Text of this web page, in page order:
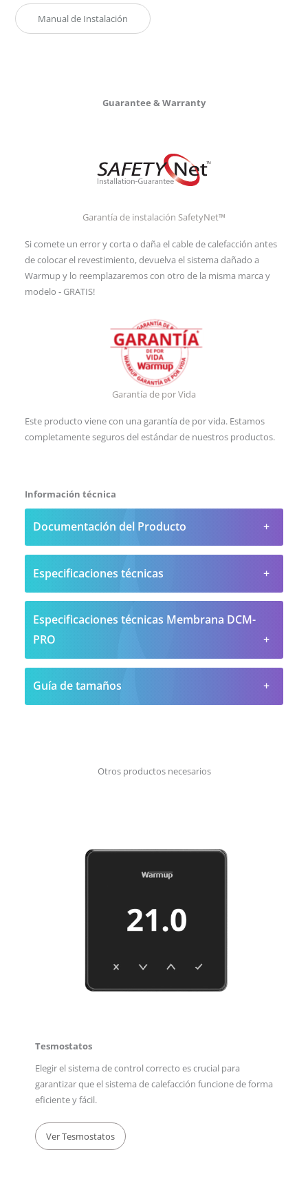
Manual de Instalación
Guarantee & Warranty
Garantía de instalación SafetyNet™
Si comete un error y corta o daña el cable de calefacción antes
de colocar el revestimiento, devuelva el sistema dañado a
Warmup y lo reemplazaremos con otro de la misma marca y
modelo - GRATIS!
Garantía de por Vida
Este producto viene con una garantía de por vida. Estamos
completamente seguros del estándar de nuestros productos.
Información técnica
Documentación del Producto
Especificaciones técnicas
Especificaciones técnicas Membrana DCM-
PRO
Guía de tamaños
Otros productos necesarios
Tesmostatos
Elegir el sistema de control correcto es crucial para
garantizar que el sistema de calefacción funcione de forma
eficiente y fácil.
Ver Tesmostatos